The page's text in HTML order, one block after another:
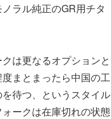
ラル純正のGR用チタ
は更なるオプションと
まとまったら中国の工
待つ、というスタイル
ークは在庫切れの状態